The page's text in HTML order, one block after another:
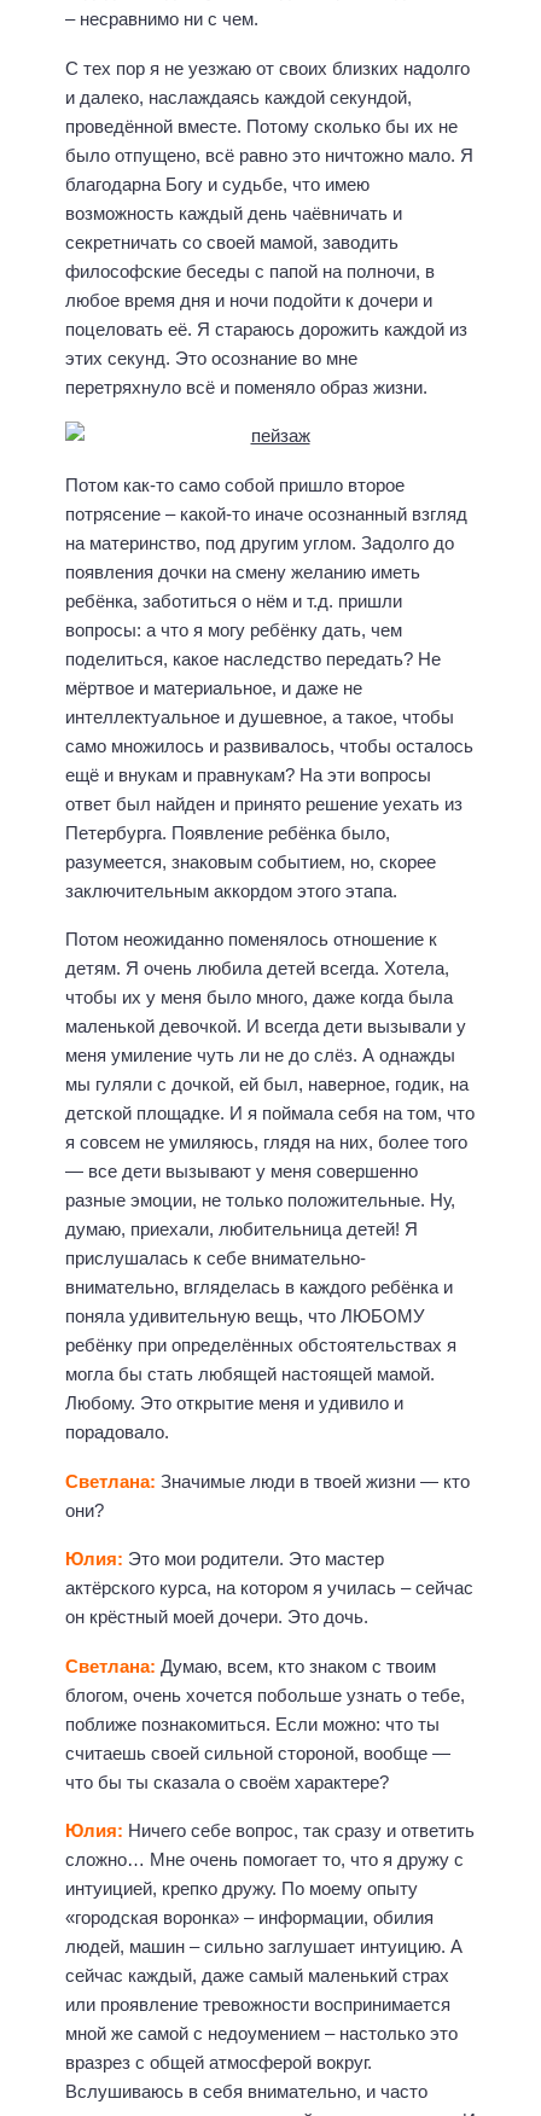
– несравнимо ни с чем.
С тех пор я не уезжаю от своих близких надолго
и далеко, наслаждаясь каждой секундой,
проведённой вместе. Потому сколько бы их не
было отпущено, всё равно это ничтожно мало. Я
благодарна Богу и судьбе, что имею
возможность каждый день чаёвничать и
секретничать со своей мамой, заводить
философские беседы с папой на полночи, в
любое время дня и ночи подойти к дочери и
поцеловать её. Я стараюсь дорожить каждой из
этих секунд. Это осознание во мне
перетряхнуло всё и поменяло образ жизни.
Потом как-то само собой пришло второе
потрясение – какой-то иначе осознанный взгляд
на материнство, под другим углом. Задолго до
появления дочки на смену желанию иметь
ребёнка, заботиться о нём и т.д. пришли
вопросы: а что я могу ребёнку дать, чем
поделиться, какое наследство передать? Не
мёртвое и материальное, и даже не
интеллектуальное и душевное, а такое, чтобы
само множилось и развивалось, чтобы осталось
ещё и внукам и правнукам? На эти вопросы
ответ был найден и принято решение уехать из
Петербурга. Появление ребёнка было,
разумеется, знаковым событием, но, скорее
заключительным аккордом этого этапа.
Потом неожиданно поменялось отношение к
детям. Я очень любила детей всегда. Хотела,
чтобы их у меня было много, даже когда была
маленькой девочкой. И всегда дети вызывали у
меня умиление чуть ли не до слёз. А однажды
мы гуляли с дочкой, ей был, наверное, годик, на
детской площадке. И я поймала себя на том, что
я совсем не умиляюсь, глядя на них, более того
— все дети вызывают у меня совершенно
разные эмоции, не только положительные. Ну,
думаю, приехали, любительница детей! Я
прислушалась к себе внимательно-
внимательно, вгляделась в каждого ребёнка и
поняла удивительную вещь, что ЛЮБОМУ
ребёнку при определённых обстоятельствах я
могла бы стать любящей настоящей мамой.
Любому. Это открытие меня и удивило и
порадовало.
Светлана: Значимые люди в твоей жизни — кто
они?
Юлия: Это мои родители. Это мастер
актёрского курса, на котором я училась – сейчас
он крёстный моей дочери. Это дочь.
Светлана: Думаю, всем, кто знаком с твоим
блогом, очень хочется побольше узнать о тебе,
поближе познакомиться. Если можно: что ты
считаешь своей сильной стороной, вообще —
что бы ты сказала о своём характере?
Юлия: Ничего себе вопрос, так сразу и ответить
сложно… Мне очень помогает то, что я дружу с
интуицией, крепко дружу. По моему опыту
«городская воронка» – информации, обилия
людей, машин – сильно заглушает интуицию. А
сейчас каждый, даже самый маленький страх
или проявление тревожности воспринимается
мной же самой с недоумением – настолько это
вразрез с общей атмосферой вокруг.
Вслушиваюсь в себя внимательно, и часто